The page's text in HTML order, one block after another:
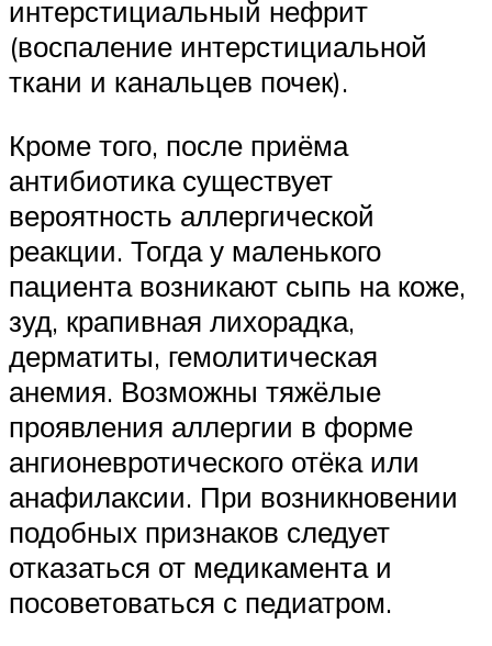
интерстициальный нефрит
(воспаление интерстициальной
ткани и канальцев почек).
Кроме того, после приёма
антибиотика существует
вероятность аллергической
реакции. Тогда у маленького
пациента возникают сыпь на коже,
зуд, крапивная лихорадка,
дерматиты, гемолитическая
анемия. Возможны тяжёлые
проявления аллергии в форме
ангионевротического отёка или
анафилаксии. При возникновении
подобных признаков следует
отказаться от медикамента и
посоветоваться с педиатром.